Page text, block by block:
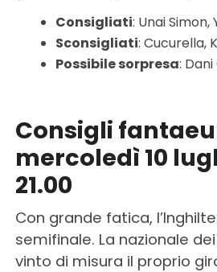
Consigliati: Unai Simon,
Sconsigliati: Cucurella,
Possibile sorpresa:
Consigli
mercoledì 10
21.00
Con grande fatica,
semifinale. La nazionale
vinto di misura il proprio